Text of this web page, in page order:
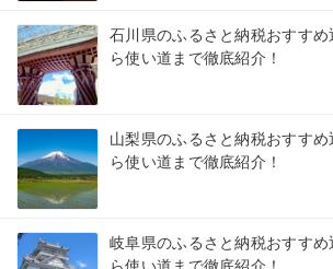
石川県のふるさと納税おすす
ら使い道まで徹底紹介！
山梨県のふるさと納税おすす
ら使い道まで徹底紹介！
岐阜県のふるさと納税おすす
ら使い道まで徹底紹介！